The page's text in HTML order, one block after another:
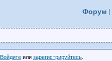
Форум
Войдитеили зарегистрируйтесь.